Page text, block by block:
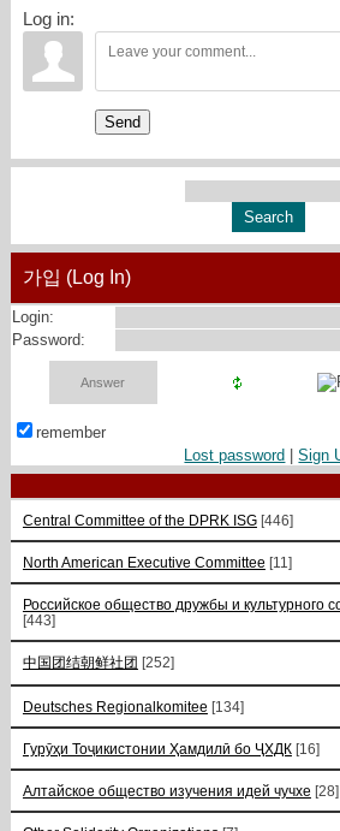
Log in:
Send
가입 (Log In)
Login:
Password:
remember
Lost password |Sign
Central Committee of the DPRK ISG [446]
North American Executive Committee [11]
Российское общество дружбы и культурного
[443]
中国团结朝鲜社团 [252]
Deutsches Regionalkomitee [134]
Гурӯҳи Тоҷикистонии Ҳамдилӣ бо ҶХДК [16]
Алтайское общество изучения идей чучхе [28]